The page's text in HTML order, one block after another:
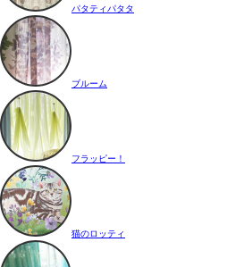
パタティパタタ
ブルーム
フラッピー！
猫のロッティ